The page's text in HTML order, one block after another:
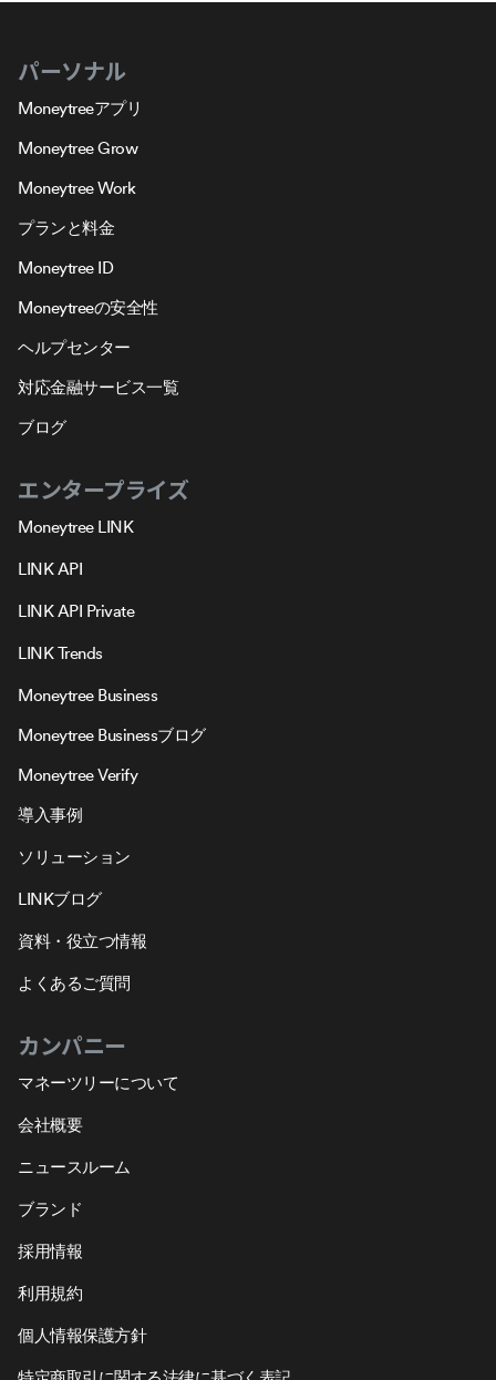
パーソナル
Moneytreeアプリ
Moneytree Grow
Moneytree Work
プランと料金
Moneytree ID
Moneytreeの安全性
ヘルプセンター
対応金融サービス一覧
ブログ
エンタープライズ
Moneytree LINK
LINK API
LINK API Private
LINK Trends
Moneytree Business
Moneytree Businessブログ
Moneytree Verify
導入事例
ソリューション
LINKブログ
資料・役立つ情報
よくあるご質問
カンパニー
マネーツリーについて
会社概要
ニュースルーム
ブランド
採用情報
利用規約
個人情報保護方針